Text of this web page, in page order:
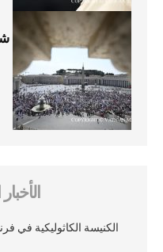
الكنيسة الكاثوليكية في